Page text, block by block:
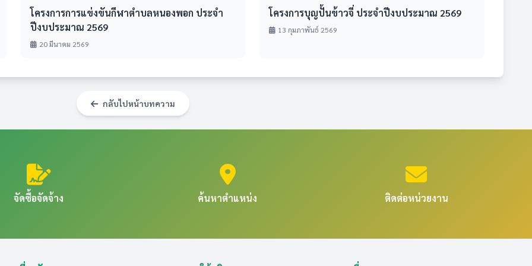
โครงการการแข่งขันกีฬาตำบลหนองพอก ประจำ
ปีงบประมาณ 2569
20 มีนาคม 2569
โครงการบุญปั้นข้าวจี่ ประจำปีงบประมาณ 2569
13 กุมภาพันธ์ 2569
กลับไปหน้าบทความ
จัดซื้อจัดจ้าง ค้นหาตำแหน่ง ติดต่อหน่วยงาน